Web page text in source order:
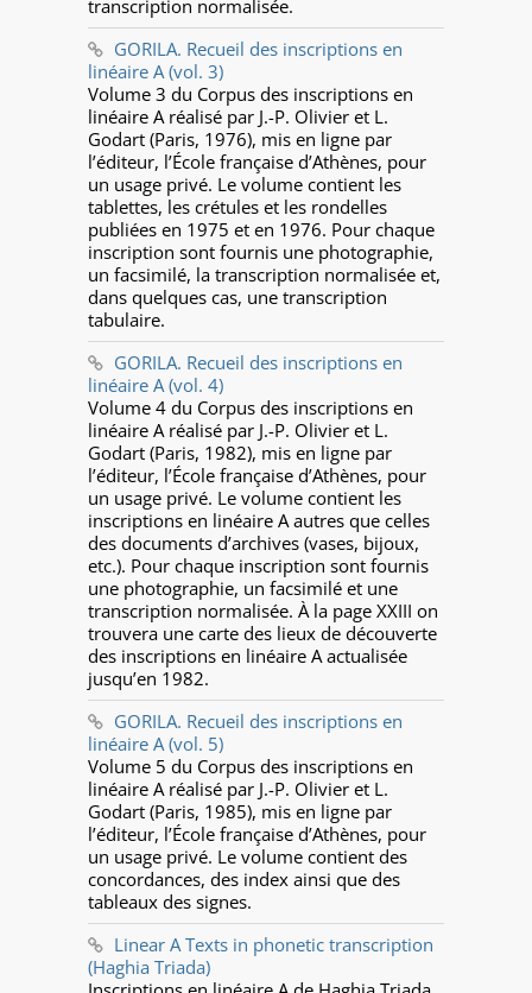
transcription normalisée.
GORILA. Recueil des inscriptions en
linéaire A (vol. 3)
Volume 3 du Corpus des inscriptions en
linéaire A réalisé par J.-P. Olivier et L.
Godart (Paris, 1976), mis en ligne par
l’éditeur, l’École française d’Athènes, pour
un usage privé. Le volume contient les
tablettes, les crétules et les rondelles
publiées en 1975 et en 1976. Pour chaque
inscription sont fournis une photographie,
un facsimilé, la transcription normalisée et,
dans quelques cas, une transcription
tabulaire.
GORILA. Recueil des inscriptions en
linéaire A (vol. 4)
Volume 4 du Corpus des inscriptions en
linéaire A réalisé par J.-P. Olivier et L.
Godart (Paris, 1982), mis en ligne par
l’éditeur, l’École française d’Athènes, pour
un usage privé. Le volume contient les
inscriptions en linéaire A autres que celles
des documents d’archives (vases, bijoux,
etc.). Pour chaque inscription sont fournis
une photographie, un facsimilé et une
transcription normalisée. À la page XXIII on
trouvera une carte des lieux de découverte
des inscriptions en linéaire A actualisée
jusqu’en 1982.
GORILA. Recueil des inscriptions en
linéaire A (vol. 5)
Volume 5 du Corpus des inscriptions en
linéaire A réalisé par J.-P. Olivier et L.
Godart (Paris, 1985), mis en ligne par
l’éditeur, l’École française d’Athènes, pour
un usage privé. Le volume contient des
concordances, des index ainsi que des
tableaux des signes.
Linear A Texts in phonetic transcription
(Haghia Triada)